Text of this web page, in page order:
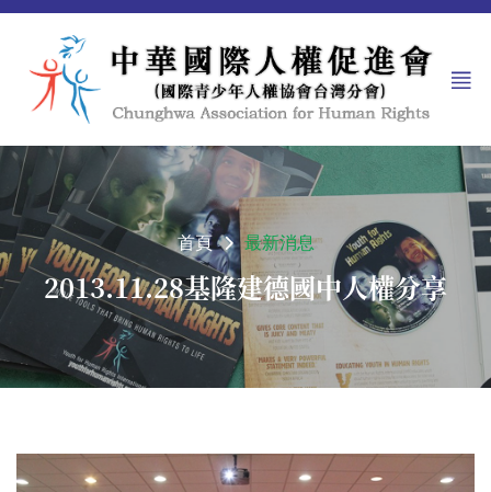
首頁 最新消息
2013.11.28基隆建德國中人權分享